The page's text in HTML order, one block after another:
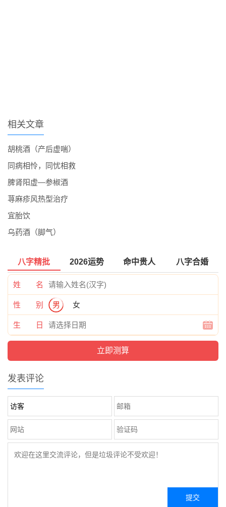
相关文章
胡桃酒（产后虚喘）
同病相怜，同忧相救
脾肾阳虚―参椒酒
荨麻疹风热型治疗
宜胎饮
乌药酒（脚气）
八字精批 2026运势 命中贵人 八字合婚
姓 名
性 别 男 女
生 日
发表评论